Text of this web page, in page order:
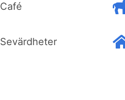
Café
Sevärdheter